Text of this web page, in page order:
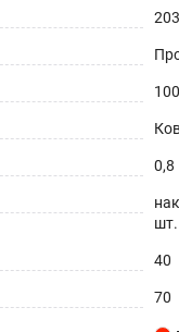
0,8
шт.
40
70